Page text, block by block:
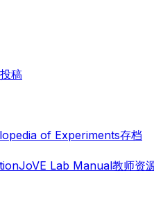
投稿
of Experiments存档
JoVE Lab Manual教师资